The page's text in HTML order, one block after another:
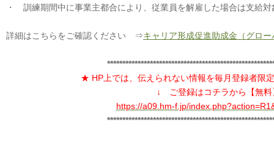
・ 訓練期間中に事業主都合により、従業員を解雇した場合は支給
詳細はこちらをご確認ください ⇒キャリア形成促進助成金（グロ
★ HP上では、伝えられない情報を毎月登録者限
↓ ご登録はコチラから【無
https://a09.hm-f.jp/